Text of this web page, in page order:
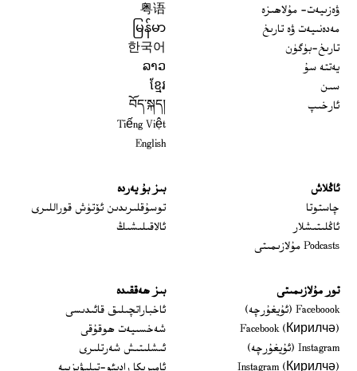
ۋەزىيەت- مۇلاھىزە
مەدەنىيەت ۋە تارىخ
تارىخ-بۈگۈن
يەتتە سۇ
سىن
ئارخىپ
粤语
မြန်မာ
한국어
ລາວ
ខ្មែរ
བོད་སྐད།
Tiếng Việt
English
ئاڭلاش
چاستوتا
ئاڭلىتىشلار
Podcasts مۇلازىمىتى
بىز بۇ يەردە
توسۇقلىرىدىن ئۆتۈش قوراللىرى
ئالاقىلىشىڭ
تور مۇلازىمىتى
Faceboook (ئۇيغۇرچە)
Opens in new window
Facebook (Кирилчә)
Opens in new window
Instagram (ئۇيغۇرچە)
Opens in new window
Instagram (Кирилчә)
Opens in new window
بىز ھەققىدە
ئاخباراتچىلىق قائىدىسى
شەخسىيەت ھوقۇقى
ئىشلىتىش شەرتلىرى
ئامېرىكا رادىئو-تېلېۋىزىيە